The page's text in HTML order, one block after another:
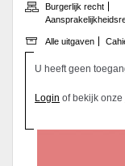
Burgerlijk recht
Alle uitgaven
U heeft geen
Login of bekijk onze